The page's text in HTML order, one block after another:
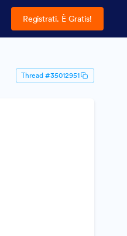
Registrati. È Gratis!
Thread #35012951